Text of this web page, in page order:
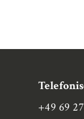
+49 69